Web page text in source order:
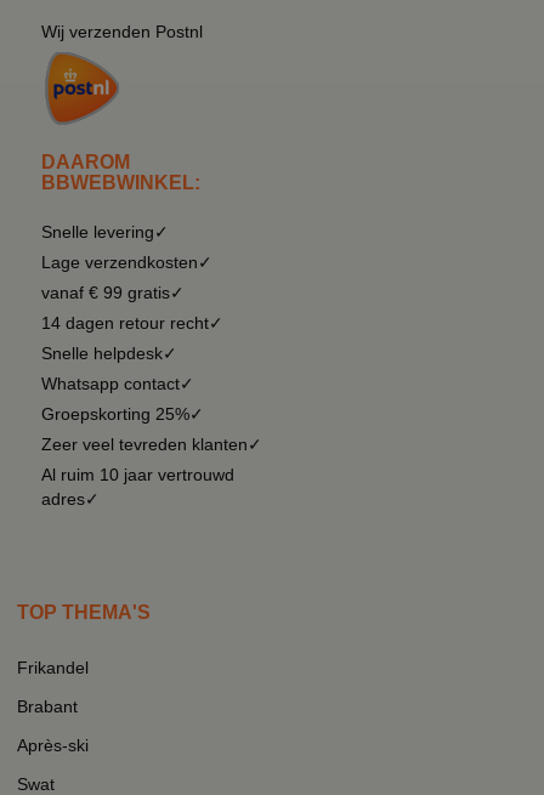
Wij verzenden Postnl
DAAROM
BBWEBWINKEL:
Snelle levering✓
Lage verzendkosten✓
vanaf € 99 gratis✓
14 dagen retour recht✓
Snelle helpdesk✓
Whatsapp contact✓
Groepskorting 25%✓
Zeer veel tevreden klanten✓
Al ruim 10 jaar vertrouwd
adres✓
TOP THEMA'S
Frikandel
Brabant
Après-ski
Swat